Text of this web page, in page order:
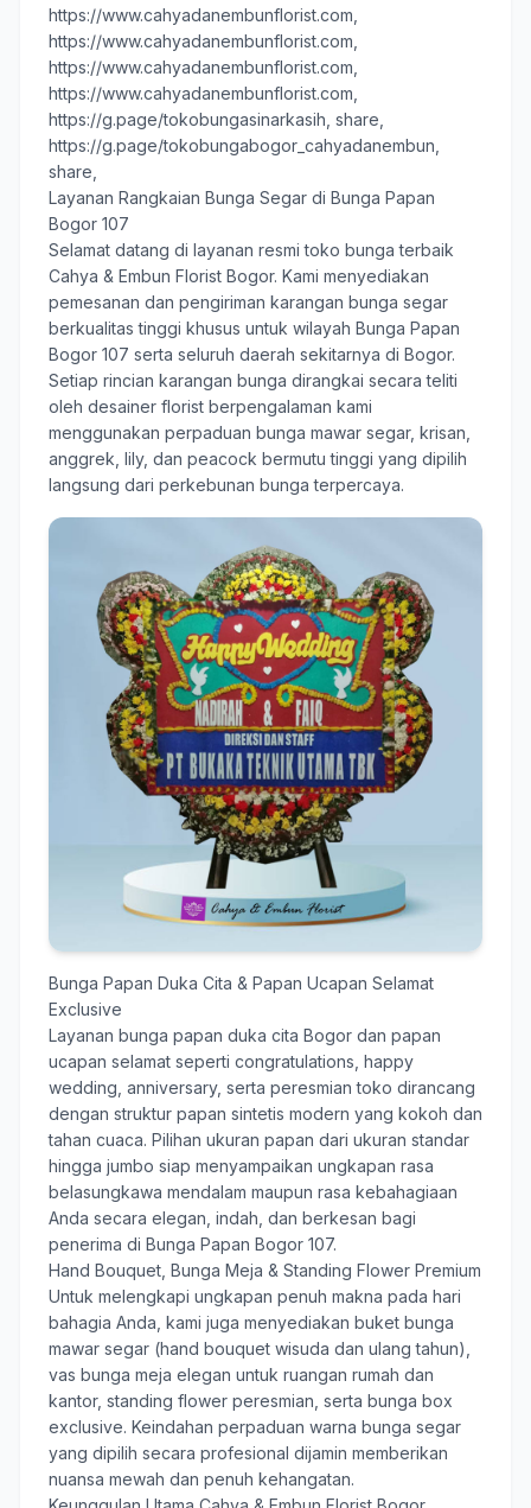
https://www.cahyadanembunflorist.com,
https://www.cahyadanembunflorist.com,
https://www.cahyadanembunflorist.com,
https://www.cahyadanembunflorist.com,
https://g.page/tokobungasinarkasih, share
https://g.page/tokobungabogor_cahyadanembun,
share,
Layanan Rangkaian Bunga Segar di Bunga Papan
Bogor 107
Selamat datang di layanan resmi toko bunga terbaik
Cahya & Embun Florist Bogor. Kami menyediakan
pemesanan dan pengiriman karangan bunga segar
berkualitas tinggi khusus untuk wilayah Bunga Papan
Bogor 107 serta seluruh daerah sekitarnya di Bogor.
Setiap rincian karangan bunga dirangkai secara teliti
oleh desainer florist berpengalaman kami
menggunakan perpaduan bunga mawar segar, krisan,
anggrek, lily, dan peacock bermutu tinggi yang dipilih
langsung dari perkebunan bunga terpercaya.
Bunga Papan Duka Cita & Papan Ucapan Selamat
Exclusive
Layanan bunga papan duka cita Bogor dan papan
ucapan selamat seperti congratulations, happy
wedding, anniversary, serta peresmian toko dirancang
dengan struktur papan sintetis modern yang kokoh dan
tahan cuaca. Pilihan ukuran papan dari ukuran standar
hingga jumbo siap menyampaikan ungkapan rasa
belasungkawa mendalam maupun rasa kebahagiaan
Anda secara elegan, indah, dan berkesan bagi
penerima di Bunga Papan Bogor 107.
Hand Bouquet, Bunga Meja & Standing Flower Premium
Untuk melengkapi ungkapan penuh makna pada hari
bahagia Anda, kami juga menyediakan buket bunga
mawar segar (hand bouquet wisuda dan ulang tahun),
vas bunga meja elegan untuk ruangan rumah dan
kantor, standing flower peresmian, serta bunga box
exclusive. Keindahan perpaduan warna bunga segar
yang dipilih secara profesional dijamin memberikan
nuansa mewah dan penuh kehangatan.